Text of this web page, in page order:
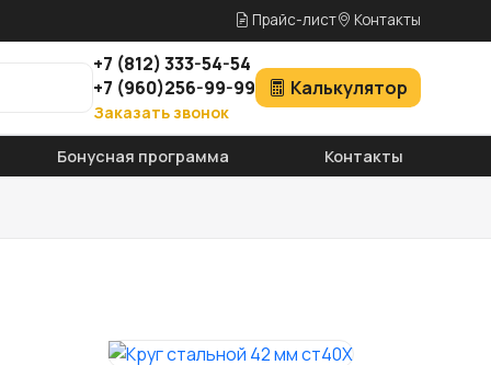
Прайс-лист Контакты
+7 (812)333-54-54
+7 (960)256-99-99
Заказать звонок
Калькулятор
Бонусная программа Контакты